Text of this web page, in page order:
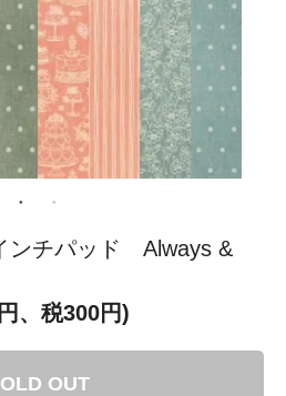
ンチパッド Always &
、税300円)
OUT